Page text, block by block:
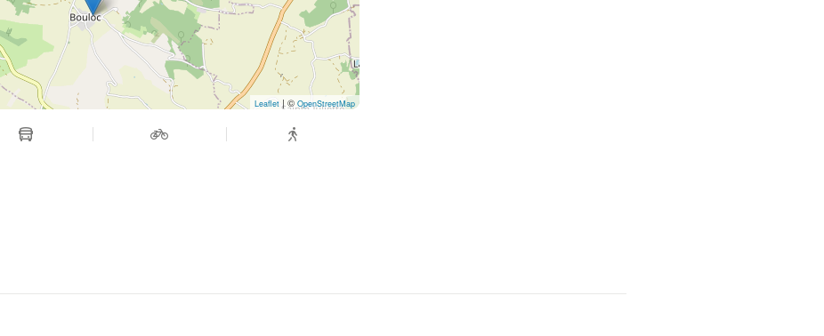
Leaflet | © OpenStreetMap